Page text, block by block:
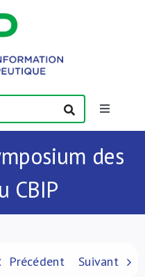
Toggle
des
CBIP
Précédent Suivant